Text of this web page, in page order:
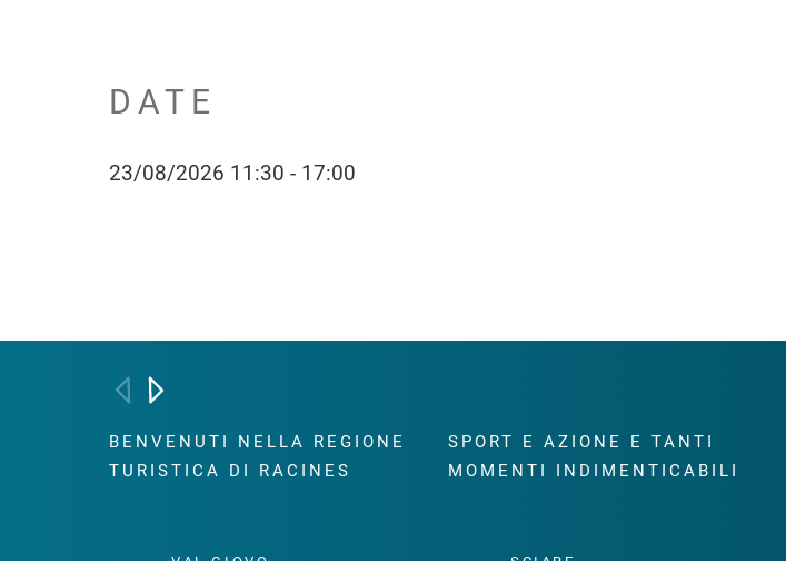
DATE
23/08/2026 11:30 - 17:00
BENVENUTI NELLA REGIONE
TURISTICA DI RACINES
SPORT E AZIONE E TANTI
MOMENTI INDIMENTICABILI